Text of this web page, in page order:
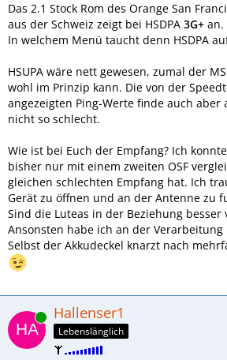
Das 2.1 Stock Rom des Orange San
aus der Schweiz zeigt bei HSDPA 3G+ an.
In welchem Menü taucht denn HSDPA
HSUPA wäre nett gewesen, zumal der
wohl im Prinzip kann. Die von der
angezeigten Ping-Werte finde auch aber
nicht so schlecht.
Wie ist bei Euch der Empfang? Ich
bisher nur mit einem zweiten OSF
gleichen schlechten Empfang hat. Ich
Gerät zu öffnen und an der Antenne zu
Sind die Luteas in der Beziehung besser
Ansonsten habe ich an der Verarbeitung
Selbst der Akkudeckel knarzt nach
Online Hallenser1
Lebenslänglich